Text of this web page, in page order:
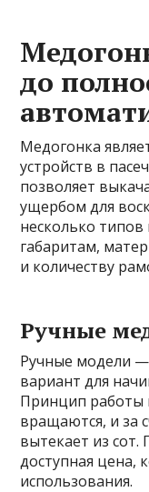
до
Медогонка
устройств в
позволяет
ущербом для
несколько
габаритам,
и количеству
Ручные
Ручные модели
вариант для
Принцип работы
вращаются, и за
вытекает из
доступная цена,
использования.